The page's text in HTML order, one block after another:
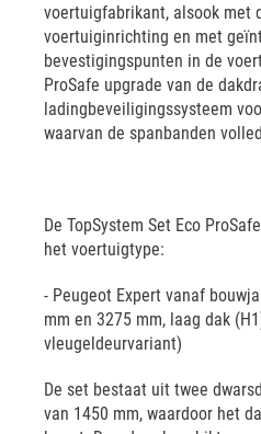
voertuigfabrikant, alsook met
voertuiginrichting en met
bevestigingspunten in de
ProSafe upgrade van de
ladingbeveiligingssysteem
waarvan de spanbanden
De TopSystem Set Eco
het voertuigtype:
- Peugeot Expert vanaf
mm en 3275 mm, laag dak
vleugeldeurvariant)
De set bestaat uit twee
van 1450 mm, waardoor het